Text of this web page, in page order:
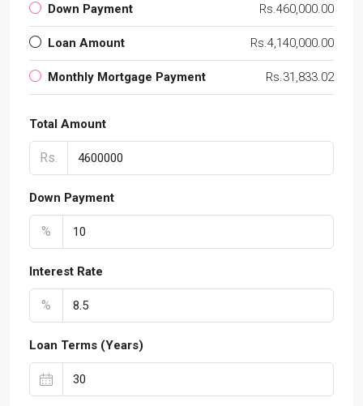
Down Payment Rs.460,000.00
Loan Amount Rs.4,140,000.00
Monthly Mortgage Payment Rs.31,833.02
Total Amount
Rs.
Down Payment
%
Interest Rate
%
Loan Terms (Years)